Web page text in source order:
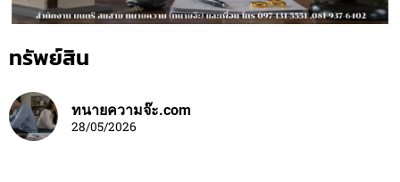
ทรัพย์สิน
ทนายความจ๊ะ.com
28/05/2026